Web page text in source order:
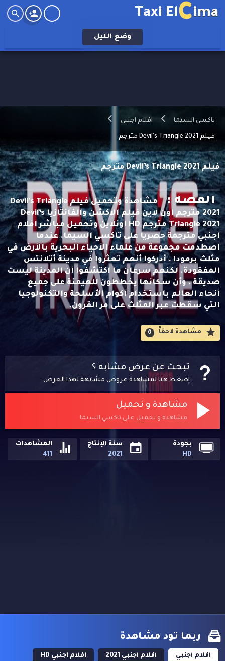
Taxi ElCima
وضع الليل
تاكسي السيما افلام اجنبي
فيلم Devil’s Triangle 2021 مترجم
فيلم Devil’s Triangle 2021 مترجم
القصه :
مشاهدة وتحميل فيلم Devil’s Triangle
2021 مترجم اون لاين فيلم الاكشن والفانتازيا Devil’s
Triangle 2021 مترجم HD اونلاين وتحميل مباشر افلام
اجنبي مترجمة حصريا على تاكسي السيما. عندما
اصطدمت مجموعة من علماء الأحياء البحرية بالأرض في
مثلث برمودا ، أدركوا أنهم تعثروا في مدينة أتلانتس
المفقودة. لكنهم سرعان ما اكتشفوا أن المدينة ليست
صديقة ، وأن سكانها يخططون للهيمنة على جميع
أنحاء العالم باستخدام أكوام الأسلحة والتكنولوجيا
التي سقطت عبر المثلث على مر القرون.
مشاهدة لاحقاََ 0
تبحث عن عرض مشابه ؟
إضغط هنا لمشاهدة عروض مشابهة لهذا العرض
مشاهدة و تحميل
مشاهدة و تحميل على تاكسي السيما
بجودة
HD
سنة الإنتاج
2021
المشاهدات
411
ربما تود مشاهدة
افلام اجنبي افلام اجنبي 2021 افلام اجنبي HD